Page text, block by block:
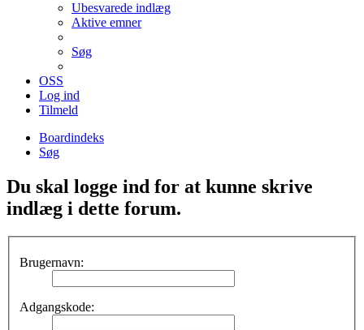
Ubesvarede indlæg
Aktive emner
Søg
OSS
Log ind
Tilmeld
Boardindeks
Søg
Du skal logge ind for at kunne skrive
indlæg i dette forum.
Brugernavn:
Adgangskode: